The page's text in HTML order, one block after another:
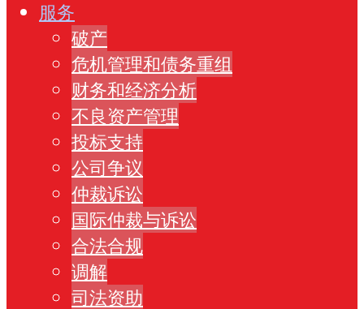
服务
破产
危机管理和债务重组
财务和经济分析
不良资产管理
投标支持
公司争议
仲裁诉讼
国际仲裁与诉讼
合法合规
调解
司法资助